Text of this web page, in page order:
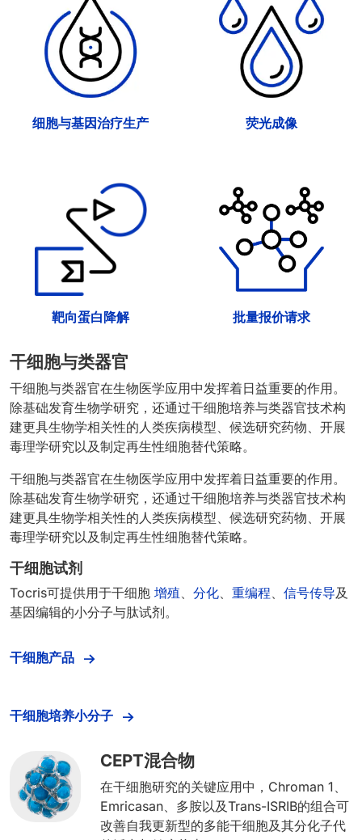
细胞与基因治疗生产 荧光成像
靶向蛋白降解 批量报价请求
干细胞与类器官
干细胞与类器官在生物医学应用中发挥着日益重要的作用。
除基础发育生物学研究，还通过干细胞培养与类器官技术构
建更具生物学相关性的人类疾病模型、候选研究药物、开展
毒理学研究以及制定再生性细胞替代策略。
干细胞与类器官在生物医学应用中发挥着日益重要的作用。
除基础发育生物学研究，还通过干细胞培养与类器官技术构
建更具生物学相关性的人类疾病模型、候选研究药物、开展
毒理学研究以及制定再生性细胞替代策略。
干细胞试剂
Tocris可提供用于干细胞 增殖、 分化、 重编程、 信号传导及
基因编辑的小分子与肽试剂。
干细胞产品
干细胞培养小分子
CEPT混合物
在干细胞研究的关键应用中，Chroman 1、
Emricasan、多胺以及Trans-ISRIB的组合可
改善自我更新型的多能干细胞及其分化子代